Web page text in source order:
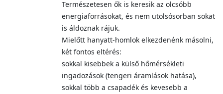
Természetesen ők is keresik az olcsóbb
energiaforrásokat, és nem utolsósorban sokat
is áldoznak rájuk.
Mielőtt hanyatt-homlok elkezdenénk másolni,
két fontos eltérés:
sokkal kisebbek a külső hőmérsékleti
ingadozások (tengeri áramlások hatása),
sokkal több a csapadék és kevesebb a